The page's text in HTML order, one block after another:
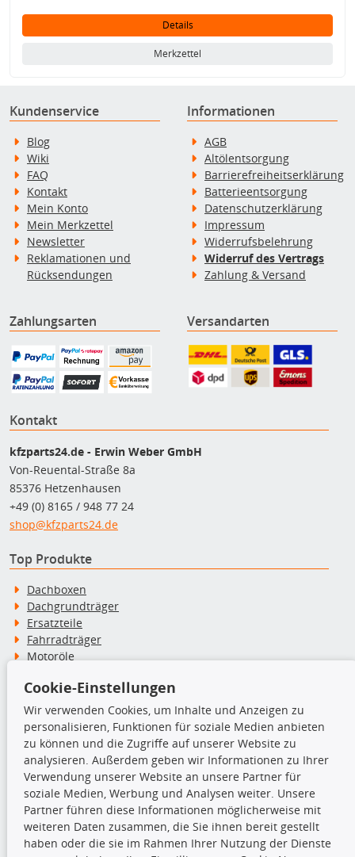
Details
Merkzettel
Kundenservice
Blog
Wiki
FAQ
Kontakt
Mein Konto
Mein Merkzettel
Newsletter
Reklamationen und
Rücksendungen
Informationen
AGB
Altölentsorgung
Barrierefreiheitserklärung
Batterieentsorgung
Datenschutzerklärung
Impressum
Widerrufsbelehrung
Widerruf des Vertrags
Zahlung & Versand
Zahlungsarten Versandarten
Kontakt
kfzparts24.de - Erwin Weber GmbH
Von-Reuental-Straße 8a
85376 Hetzenhausen
+49 (0) 8165 / 948 77 24
shop@kfzparts24.de
Top Produkte
Dachboxen
Dachgrundträger
Ersatzteile
Fahrradträger
Motoröle
Schneeketten
TecDoc Inside
Die hier angezeigten Daten insbesondere die gesamte Datenbank dürfen
nicht kopiert werden.
Cookie-Einstellungen
Wir verwenden Cookies, um Inhalte und Anzeigen zu
personalisieren, Funktionen für soziale Medien anbieten
zu können und die Zugriffe auf unserer Website zu
analysieren. Außerdem geben wir Informationen zu Ihrer
Verwendung unserer Website an unsere Partner für
soziale Medien, Werbung und Analysen weiter. Unsere
Partner führen diese Informationen möglicherweise mit
weiteren Daten zusammen, die Sie ihnen bereit gestellt
haben oder die sie im Rahmen Ihrer Nutzung der Dienste